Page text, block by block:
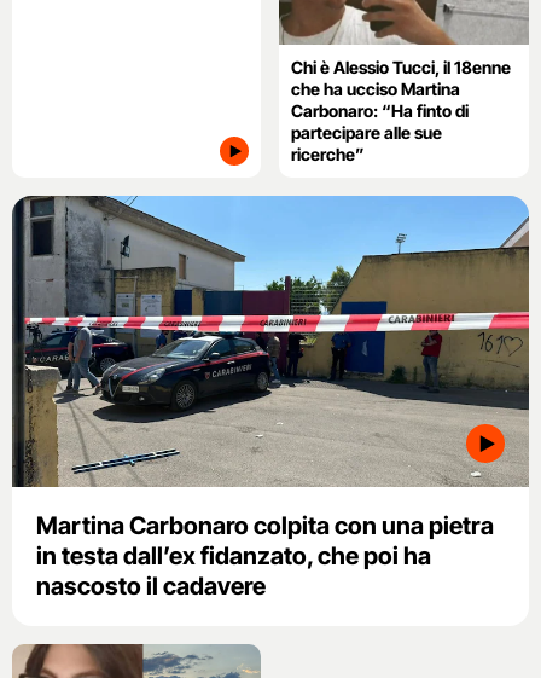
Chi è Alessio Tucci, il 18enne
che ha ucciso Martina
Carbonaro: “Ha finto di
partecipare alle sue
ricerche”
Martina Carbonaro colpita con una pietra
in testa dall’ex fidanzato, che poi ha
nascosto il cadavere